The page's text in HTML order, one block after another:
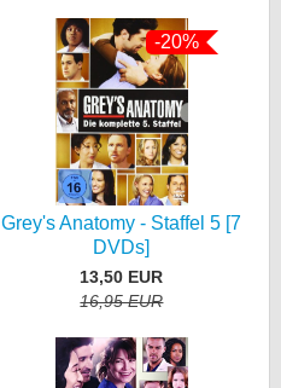
-20%
Grey's Anatomy - Staffel 5 [7
DVDs]
13,50 EUR
16,95 EUR